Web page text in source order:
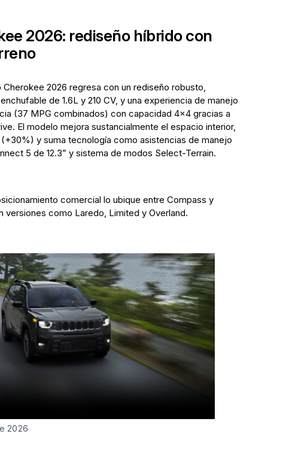
2026: rediseño híbrido con
Cherokee 2026 regresa con un rediseño robusto,
de 1.6L y 210 CV, y una experiencia de manejo
(37 MPG combinados) con capacidad 4x4 gracias a
El modelo mejora sustancialmente el espacio interior,
y suma tecnología como asistencias de manejo
5 de 12.3” y sistema de modos Select-Terrain.
comercial lo ubique entre Compass y
versiones como Laredo, Limited y Overland.
2026